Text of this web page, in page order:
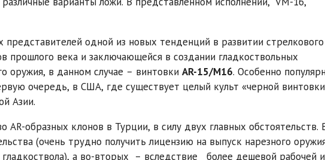
одной из новых тенденций в развитии стрелкового
прошлого века и заключающейся в создании гладкоствольных
оружия, в данном случае – винтовки AR-15/M16. Особенно
очередь, в CША, где существует целый культ «черной
Азии.
AR-образных клонов в Турции, в силу двух главных обстоятельств.
(очень трудно получить лицензию на выпуск нарезного
гладкоствола), а во-вторых – вследствие более дешевой рабочей и